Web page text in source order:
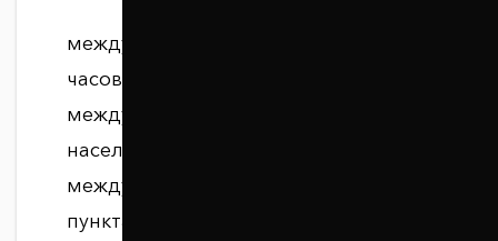
между областными центрами — до 48
часов;
между областным центром и другим
населённым пунктом — до 72 часов;
между другими населёнными
пунктами — до 96 часов.